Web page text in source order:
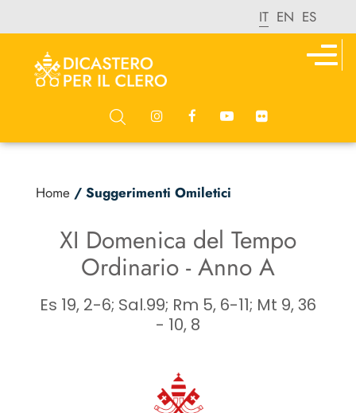
IT EN ES
Home / Suggerimenti Omiletici
XI Domenica del Tempo
Ordinario - Anno A
Es 19, 2-6; Sal.99; Rm 5, 6-11; Mt 9, 36
- 10, 8